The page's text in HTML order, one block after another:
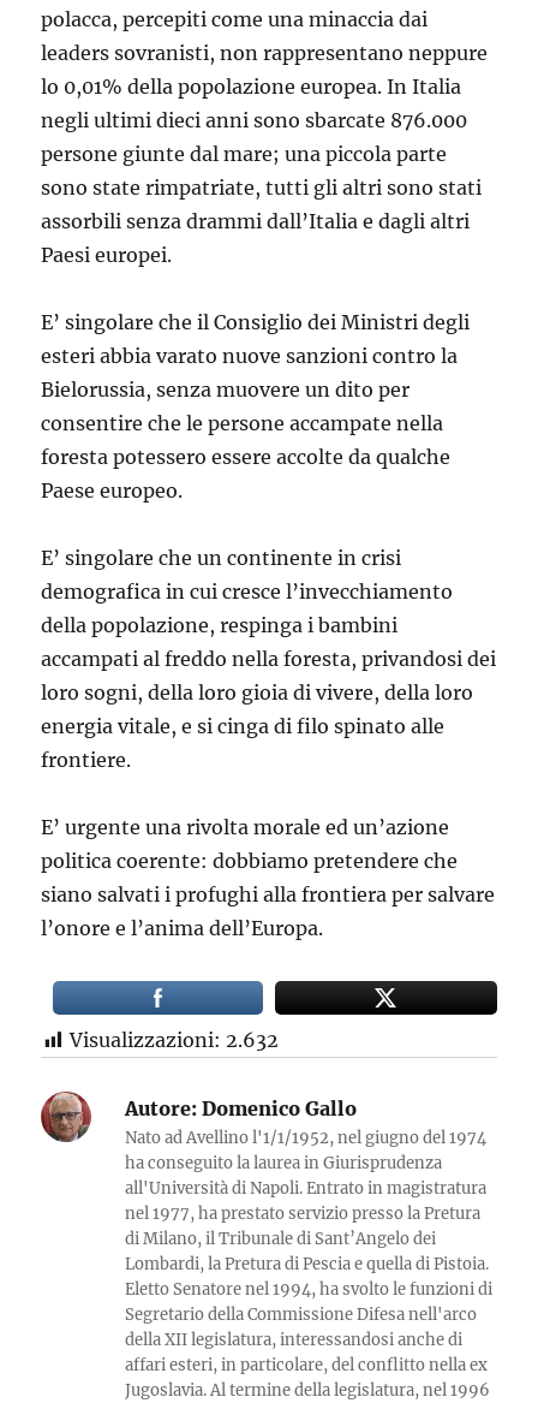
polacca, percepiti come una minaccia dai
leaders sovranisti, non rappresentano neppure
lo 0,01% della popolazione europea. In Italia
negli ultimi dieci anni sono sbarcate 876.000
persone giunte dal mare; una piccola parte
sono state rimpatriate, tutti gli altri sono stati
assorbili senza drammi dall’Italia e dagli altri
Paesi europei.
E’ singolare che il Consiglio dei Ministri degli
esteri abbia varato nuove sanzioni contro la
Bielorussia, senza muovere un dito per
consentire che le persone accampate nella
foresta potessero essere accolte da qualche
Paese europeo.
E’ singolare che un continente in crisi
demografica in cui cresce l’invecchiamento
della popolazione, respinga i bambini
accampati al freddo nella foresta, privandosi dei
loro sogni, della loro gioia di vivere, della loro
energia vitale, e si cinga di filo spinato alle
frontiere.
E’ urgente una rivolta morale ed un’azione
politica coerente: dobbiamo pretendere che
siano salvati i profughi alla frontiera per salvare
l’onore e l’anima dell’Europa.
Visualizzazioni: 2.632
Autore: Domenico Gallo
Nato ad Avellino l'1/1/1952, nel giugno del 1974
ha conseguito la laurea in Giurisprudenza
all'Università di Napoli. Entrato in magistratura
nel 1977, ha prestato servizio presso la Pretura
di Milano, il Tribunale di Sant’Angelo dei
Lombardi, la Pretura di Pescia e quella di Pistoia.
Eletto Senatore nel 1994, ha svolto le funzioni di
Segretario della Commissione Difesa nell'arco
della XII legislatura, interessandosi anche di
affari esteri, in particolare, del conflitto nella ex
Jugoslavia. Al termine della legislatura, nel 1996